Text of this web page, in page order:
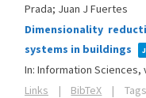
Prada; Juan J Fuertes
Dimensionality
systems in buildings
In: Information Sciences,
Links | BibTeX |